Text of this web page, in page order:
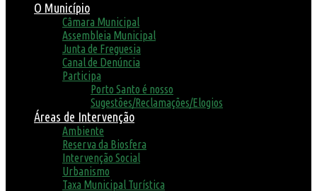
O Município
Câmara Municipal
Assembleia Municipal
Junta de Freguesia
Canal de Denúncia
Participa
Porto Santo é nosso
Sugestões/Reclamações/Elogios
Áreas de Intervenção
Ambiente
Reserva da Biosfera
Intervenção Social
Urbanismo
Taxa Municipal Turística